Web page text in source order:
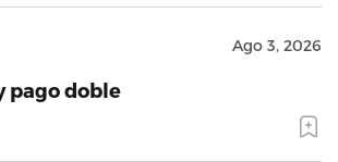
Ago 3, 2026
pago doble